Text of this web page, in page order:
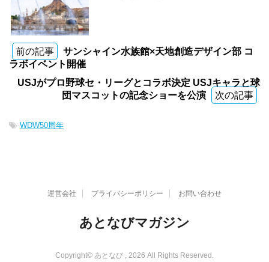
前の記事
サンシャイン水族館×天地創造デザイン部 コ
ラボイベント開催
USJがプロ野球セ・リーグとコラボ決定 USJキャラと球
団マスコットの記念ショーを公演
次の記事
-WDW50周年
運営会社 プライバシーポリシー お問い合わせ
あとなびマガジン
Copyright© あとなび , 2026 All Rights Reserved.